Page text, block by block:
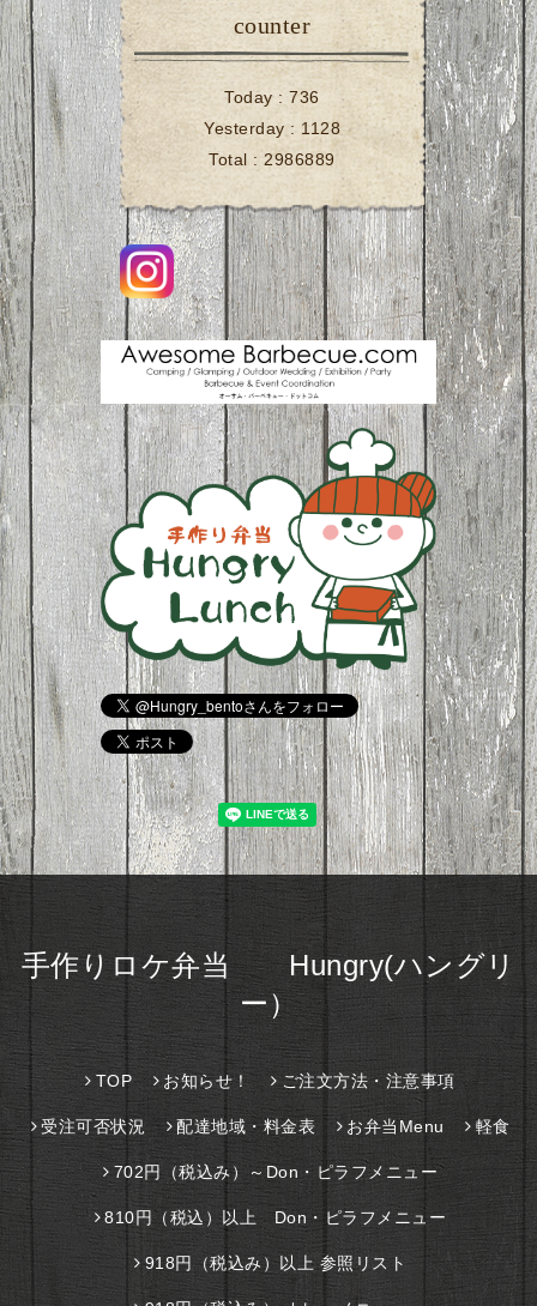
counter
Today :736
Yesterday : 1128
Total :2986889
手作りロケ弁当 Hungry(ハングリ
ー）
TOP お知らせ！ ご注文方法・注意事項
受注可否状況 配達地域・料金表 お弁当Menu 軽食
702円（税込み）～Don・ピラフメニュー
810円（税込）以上 Don・ピラフメニュー
918円（税込み）以上 参照リスト